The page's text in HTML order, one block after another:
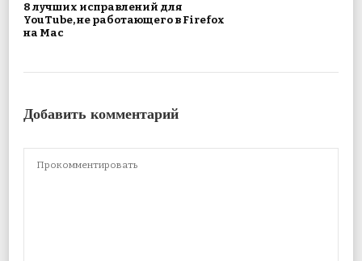
8 лучших исправлений для
YouTube, не работающего в Firefox
на Mac
Добавить комментарий